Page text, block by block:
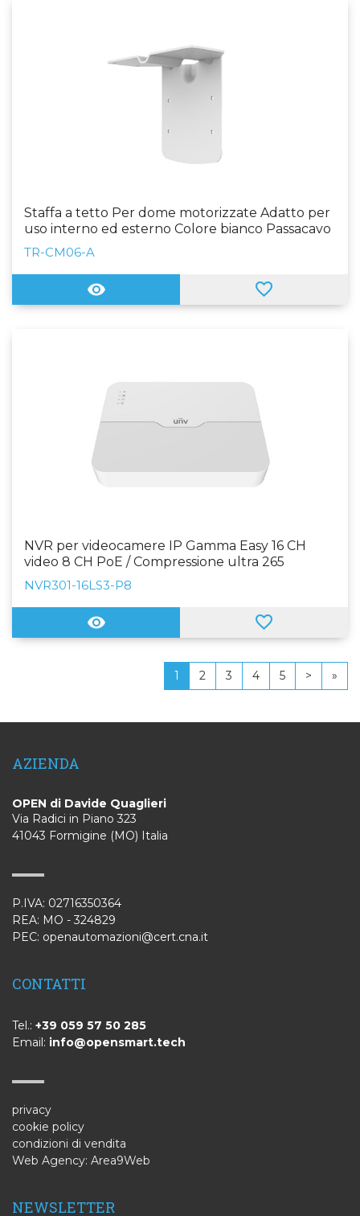
Staffa a tetto Per dome motorizzate Adatto per
uso interno ed esterno Colore bianco Passacavo
TR-CM06-A
NVR per videocamere IP Gamma Easy 16 CH
video 8 CH PoE / Compressione ultra 265
Risoluzione massima 4K Supporta UMD
Ammette 1 hard disk
NVR301-16LS3-P8
1 2 3 4 5 > »
AZIENDA
OPEN di Davide Quaglieri
Via Radici in Piano 323
41043 Formigine (MO) Italia
P.IVA: 02716350364
REA: MO - 324829
PEC: openautomazioni@cert.cna.it
CONTATTI
Tel.: +39 059 57 50 285
Email: info@opensmart.tech
privacy
cookie policy
condizioni di vendita
Web Agency: Area9Web
NEWSLETTER